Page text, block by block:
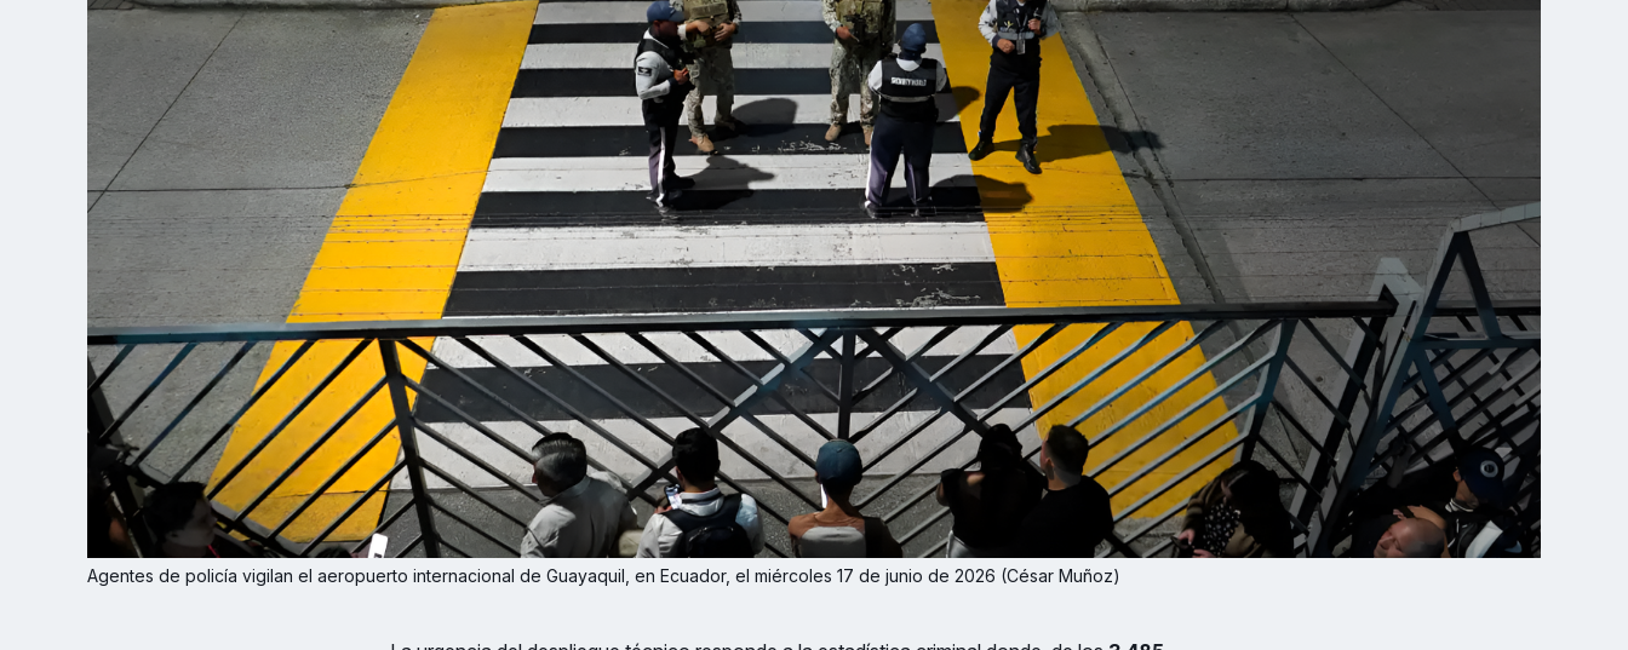
Agentes de policía vigilan el aeropuerto internacional de Guayaquil, en Ecuador, el miércoles 17 de junio de 2026 (César Muñoz)